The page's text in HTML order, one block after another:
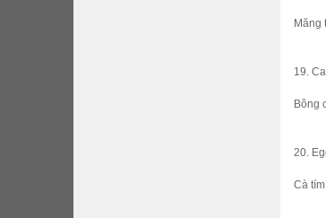
Măng
19.
Bông
20.
Cà tím